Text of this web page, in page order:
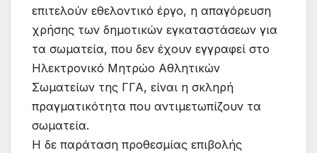
επιτελούν εθελοντικό έργο, η απαγόρευση
χρήσης των δημοτικών εγκαταστάσεων για
τα σωματεία, που δεν έχουν εγγραφεί στο
Ηλεκτρονικό Μητρώο Αθλητικών
Σωματείων της ΓΓΑ, είναι η σκληρή
πραγματικότητα που αντιμετωπίζουν τα
σωματεία.
Η δε παράταση προθεσμίας επιβολής